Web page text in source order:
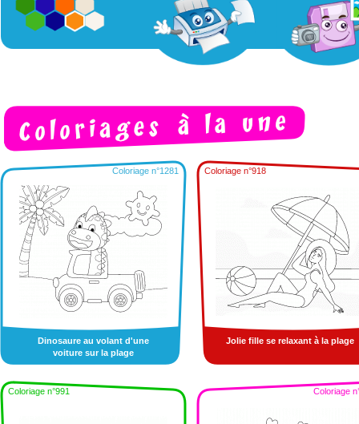
Coloriage n°1281
Dinosaure au volant d'une
voiture sur la plage
Coloriage n°918
Jolie fille se relaxant à la plage
Coloriage n°991 Coloriage